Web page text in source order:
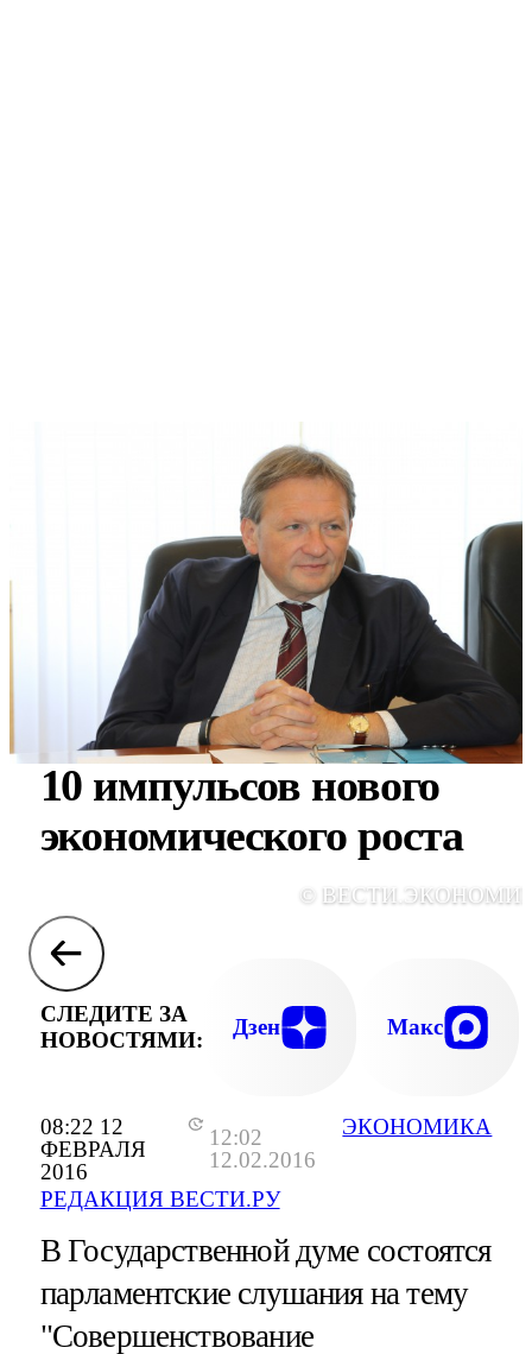
08:22 12
ФЕВРАЛЯ
2016
12:02
12.02.2016
РЕДАКЦИЯ ВЕСТИ.РУ
ЭКОНОМИКА
10 импульсов нового
экономического роста
©
СЛЕДИТЕ ЗА
НОВОСТЯМИ:
Дзен Макс
В Государственной думе состоятся
парламентские слушания на тему
"Совершенствование